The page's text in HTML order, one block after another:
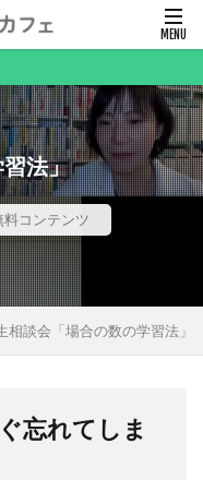
法」
料コンテンツ
相談会「場合の数の学習法」
忘れてしま